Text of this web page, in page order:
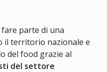
parte di una
il territorio nazionale e
del food grazie al
del settore